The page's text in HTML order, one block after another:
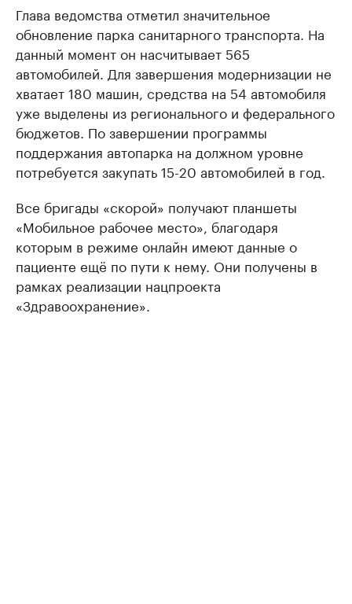
Глава ведомства отметил значительное
обновление парка санитарного транспорта. На
данный момент он насчитывает 565
автомобилей. Для завершения модернизации не
хватает 180 машин, средства на 54 автомобиля
уже выделены из регионального и федерального
бюджетов. По завершении программы
поддержания автопарка на должном уровне
потребуется закупать 15-20 автомобилей в год.
Все бригады «скорой» получают планшеты
«Мобильное рабочее место», благодаря
которым в режиме онлайн имеют данные о
пациенте ещё по пути к нему. Они получены в
рамках реализации нацпроекта
«Здравоохранение».